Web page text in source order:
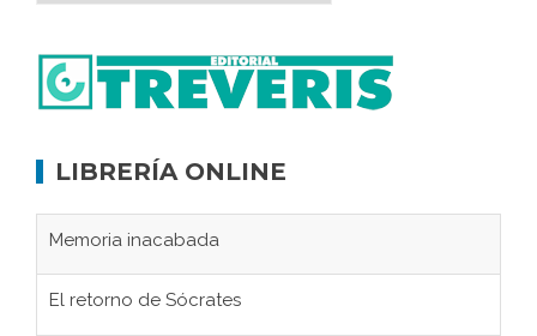
LIBRERÍA ONLINE
Memoria inacabada
El retorno de Sócrates